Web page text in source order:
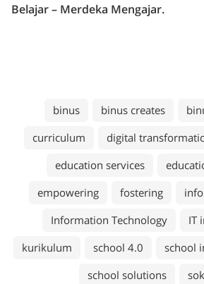
Belajar – Merdeka Mengajar.
binus binus creates
curriculum
digital
education services
empowering
fostering
Information Technology
IT
kurikulum
school 4.0
school
school solutions